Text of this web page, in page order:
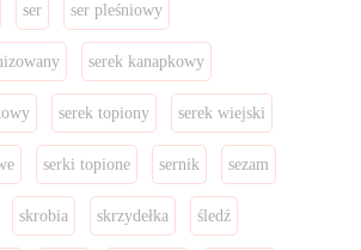
ser ser pleśniowy
serek kanapkowy
serek topiony serek wiejski
serki topione sernik sezam
skrobia skrzydełka śledź